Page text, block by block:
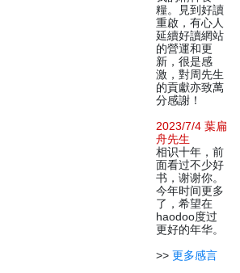
糧。見到好讀
重啟，有心人
延續好讀網站
的營運和更
新，很是感
激，對周先生
的貢獻亦致萬
分感謝！
2023/7/4 葉扁
舟先生
相识十年，前
面看过不少好
书，谢谢你。
今年时间更多
了，希望在
haodoo度过
更好的年华。
>> 更多感言